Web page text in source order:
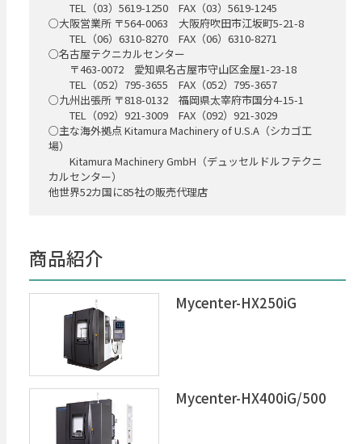
TEL（03）5619-1250 FAX（03）5619-1245
○大阪営業所 〒564-0063 大阪府吹田市江坂町5-21-8
TEL（06）6310-8270 FAX（06）6310-8271
○名古屋テクニカルセンター
〒463-0072 愛知県名古屋市守山区金屋1-23-18
TEL（052）795-3655 FAX（052）795-3657
○九州出張所 〒818-0132 福岡県太宰府市国分4-15-1
TEL（092）921-3009 FAX（092）921-3029
○主な海外拠点 Kitamura Machinery of U.S.A（シカゴ工
場）
Kitamura Machinery GmbH（デュッセルドルフテクニ
カルセンター）
他世界52カ国に85社の販売代理店
商品紹介
Mycenter-HX250iG
Mycenter-HX400iG/500